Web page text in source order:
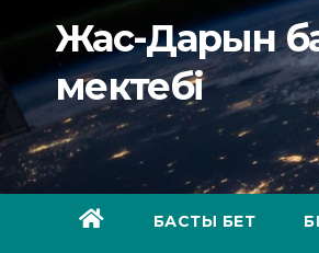
Жас-Дарын
мектебі
БАСТЫ БЕТ